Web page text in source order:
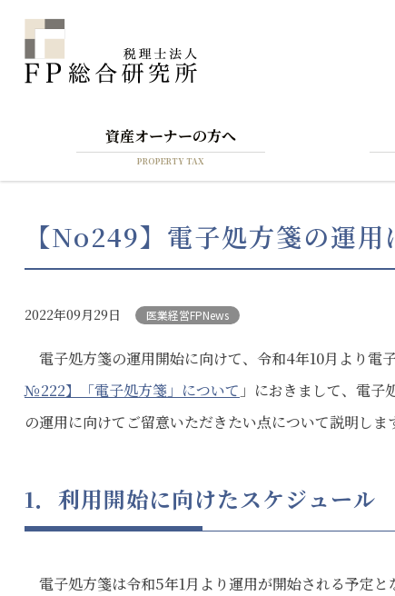
資産オーナーの方へ
PROPERTY TAX
【No249】電子処方箋の運用
2022年09月29日 医業経営FPNews
電子処方箋の運用開始に向けて、令和4年10月より電
№222】「電子処方箋」について 」におきまして、電
の運用に向けてご留意いただきたい点について説明しま
1．利用開始に向けたスケジュール
電子処方箋は令和5年1月より運用が開始される予定